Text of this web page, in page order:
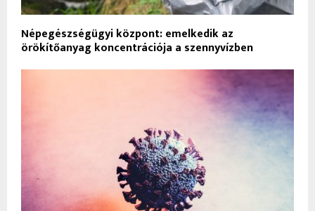
Népegészségügyi központ: emelkedik az
örökítőanyag koncentrációja a szennyvízben